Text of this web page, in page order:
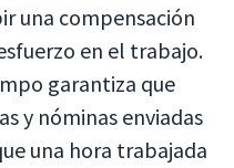
una compensación
en el trabajo.
garantiza que
y nóminas enviadas
una hora trabajada